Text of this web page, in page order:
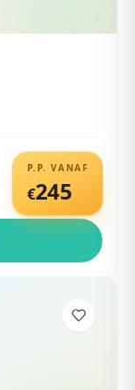
P.P. VANAF
€245